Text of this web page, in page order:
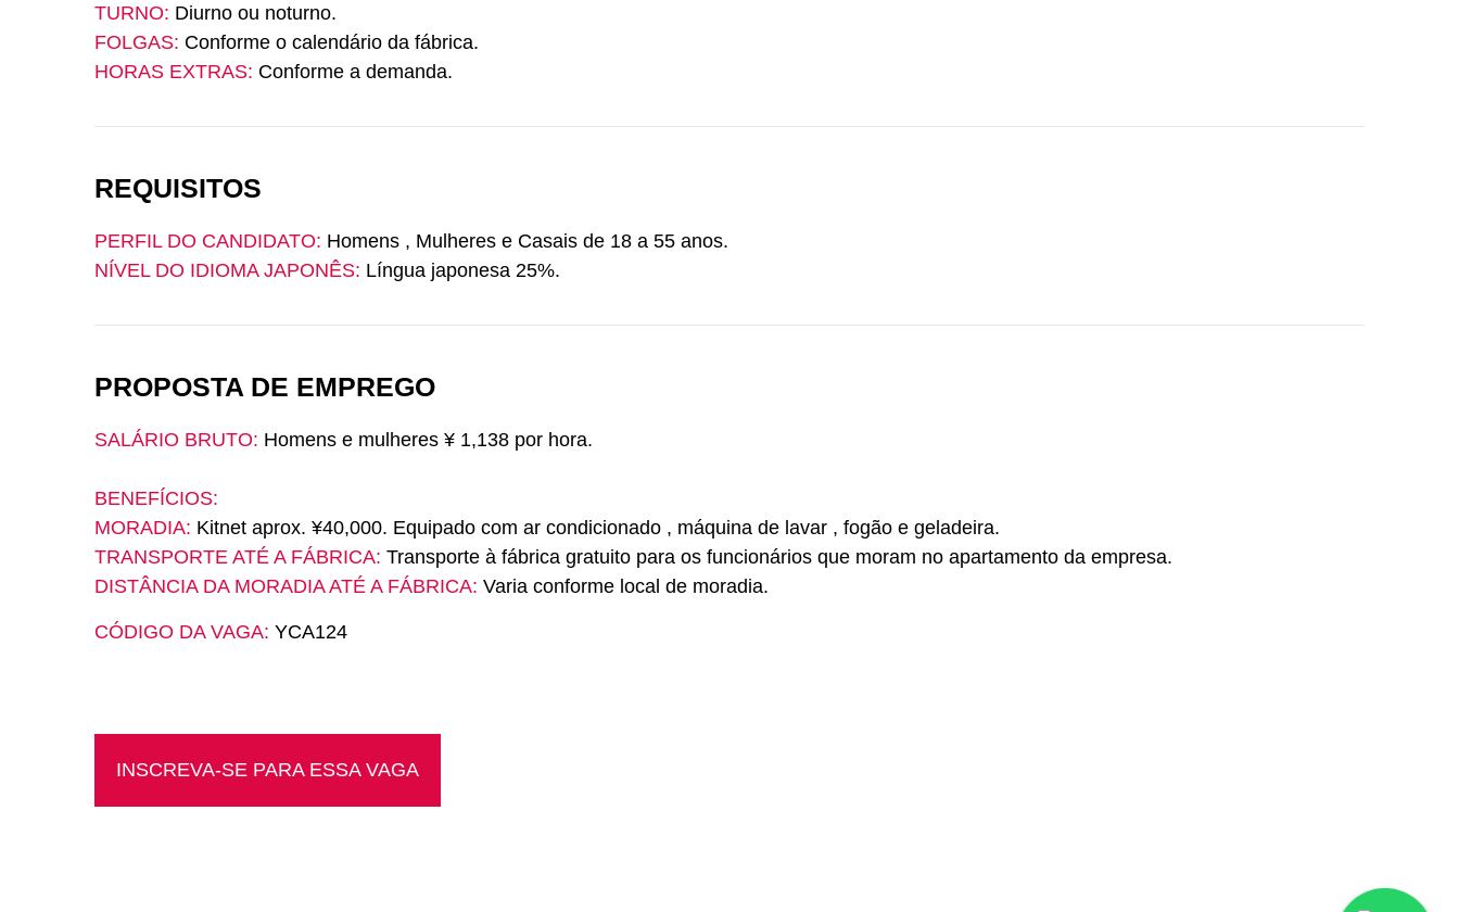
TURNO: Diurno ou noturno.
FOLGAS: Conforme o calendário da fábrica.
HORAS EXTRAS: Conforme a demanda.
REQUISITOS
PERFIL DO CANDIDATO: Homens , Mulheres e Casais de 18 a 55 anos.
NÍVEL DO IDIOMA JAPONÊS: Língua japonesa 25%.
PROPOSTA DE EMPREGO
SALÁRIO BRUTO: Homens e mulheres ¥ 1,138 por hora.
BENEFÍCIOS:
MORADIA: Kitnet aprox. ¥40,000. Equipado com ar condicionado , máquina de lavar , fogão e geladeira.
TRANSPORTE ATÉ A FÁBRICA: Transporte à fábrica gratuito para os funcionários que moram no apartamento da empresa.
DISTÂNCIA DA MORADIA ATÉ A FÁBRICA: Varia conforme local de moradia.
CÓDIGO DA VAGA: YCA124
INSCREVA-SE PARA ESSA VAGA